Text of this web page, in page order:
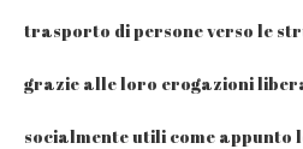
trasporto di persone verso le
grazie alle loro erogazioni
socialmente utili come appunto